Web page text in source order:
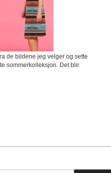
de bildene jeg velger og sette
sommerkolleksjon. Det blir